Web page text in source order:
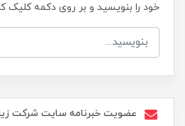
خود را بنویسید و بر روی دکمه کلیک
عضویت خبرنامه سایت شرکت